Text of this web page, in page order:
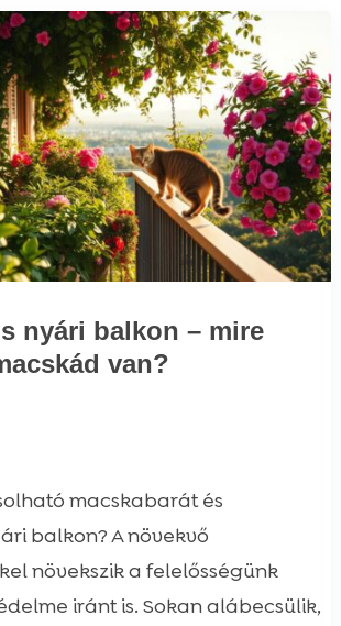
nyári balkon – mire
van?
macskabarát és
balkon? A növekvő
növekszik a felelősségünk
iránt is. Sokan alábecsülik,